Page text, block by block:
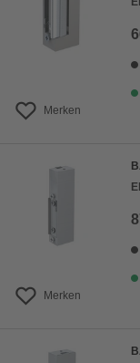
Merken
Merken